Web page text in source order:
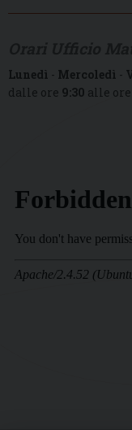
Lunedì - Mercoledì -
dalle ore 9:30 alle ore